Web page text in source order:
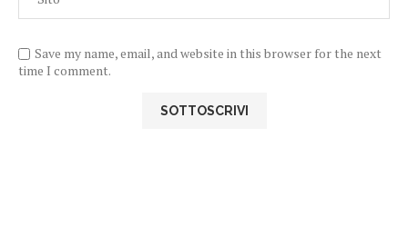
Save my name, email, and website in this browser for the next
time I comment.